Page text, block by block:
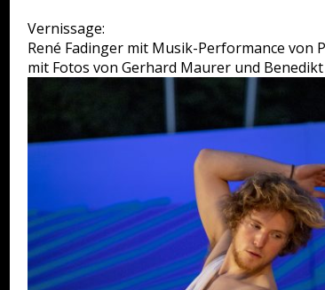
Vernissage:
René Fadinger mit Musik-Performance von
mit Fotos von Gerhard Maurer und